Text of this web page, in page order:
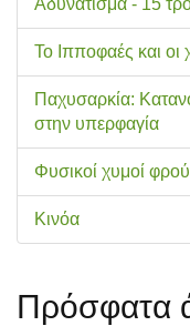
Το Ιπποφαές και οι
Παχυσαρκία:
στην υπερφαγία
Φυσικοί χυμοί
Κινόα
Πρόσφατα